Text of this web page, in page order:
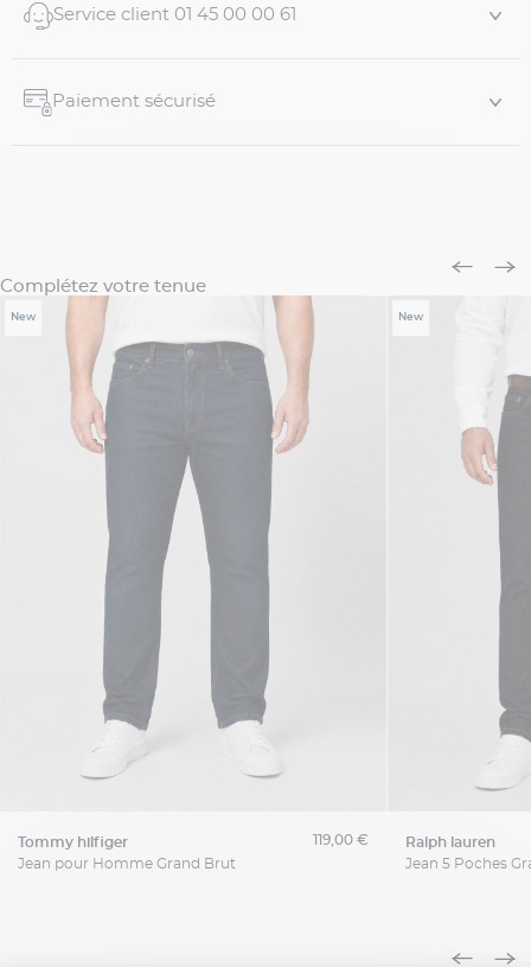
Modèle5 poches: poches avant, poche ticket,...
Service client 01 45 00 00 61
Paiement sécurisé
Complétez votre tenue
New
tommy hilfiger
Jean pour Homme Grand Brut
119,00 €
New
ralph lauren
Jean 5 Poches